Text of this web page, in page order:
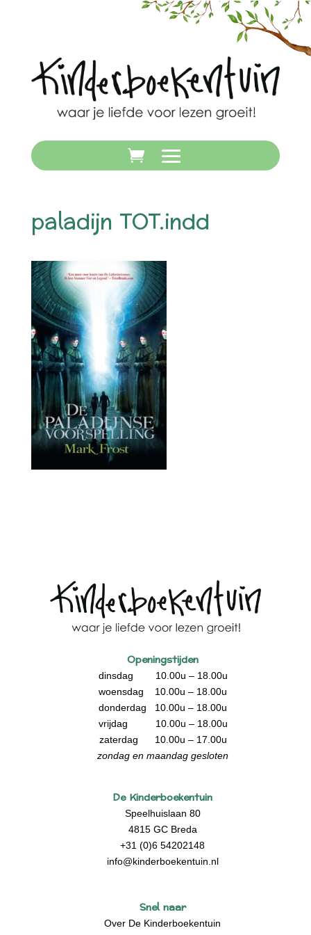
paladijn TOT.indd
Openingstijden
dinsdag 10.00u – 18.00u
woensdag 10.00u – 18.00u
donderdag 10.00u – 18.00u
vrijdag 10.00u – 18.00u
zaterdag 10.00u – 17.00u
zondag en maandag gesloten
De Kinderboekentuin
Speelhuislaan 80
4815 GC Breda
+31 (0)6 54202148
info@kinderboekentuin.nl
Snel naar
Over De Kinderboekentuin